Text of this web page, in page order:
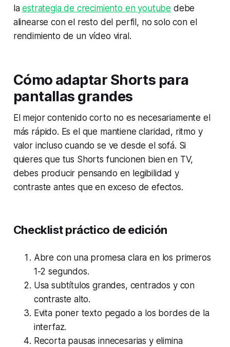
laestrategia de crecimiento en youtube debe
alinearse con el resto del perfil, no solo con el
rendimiento de un vídeo viral.
Cómo adaptar Shorts para
pantallas grandes
El mejor contenido corto no es necesariamente el
más rápido. Es el que mantiene claridad, ritmo y
valor incluso cuando se ve desde el sofá. Si
quieres que tus Shorts funcionen bien en TV,
debes producir pensando en legibilidad y
contraste antes que en exceso de efectos.
Checklist práctico de edición
Abre con una promesa clara en los primeros
1-2 segundos.
Usa subtítulos grandes, centrados y con
contraste alto.
Evita poner texto pegado a los bordes de la
interfaz.
Recorta pausas innecesarias y elimina